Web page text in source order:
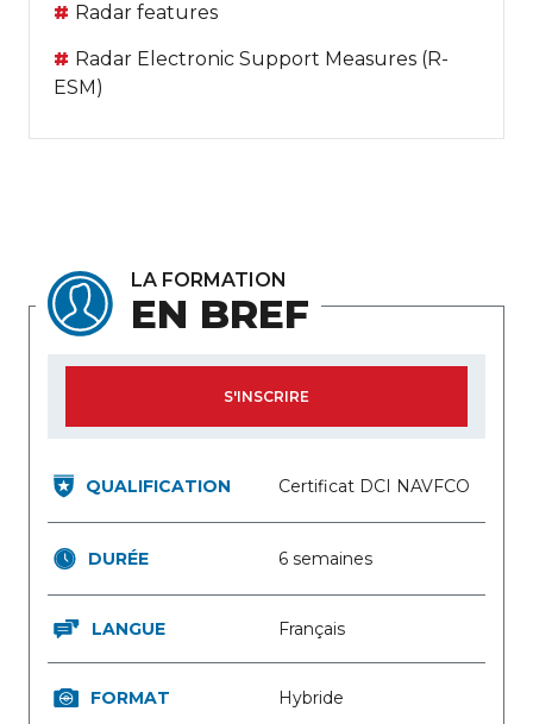
Radar features
Radar Electronic Support Measures (R-
ESM)
LA FORMATION
EN BREF
S'INSCRIRE
QUALIFICATION Certificat DCI NAVFCO
DURÉE 6 semaines
LANGUE Français
FORMAT Hybride